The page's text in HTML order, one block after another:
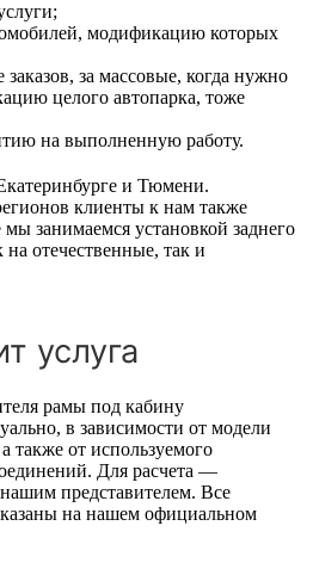
модификацию которых
за массовые, когда нужно
целого автопарка, тоже
на выполненную работу.
и Тюмени.
клиенты к нам также
занимаемся установкой заднего
отечественные, так и
услуга
рамы под кабину
в зависимости от модели
также от используемого
Для расчета —
нашим представителем. Все
на нашем официальном